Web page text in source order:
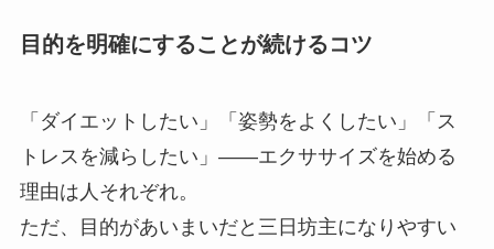
目的を明確にすることが続けるコツ
「ダイエットしたい」「姿勢をよくしたい」「ス
トレスを減らしたい」——エクササイズを始める
理由は人それぞれ。
ただ、目的があいまいだと三日坊主になりやすい